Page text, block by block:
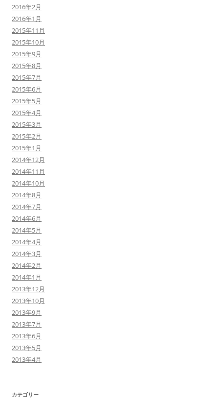
2016年2月
2016年1月
2015年11月
2015年10月
2015年9月
2015年8月
2015年7月
2015年6月
2015年5月
2015年4月
2015年3月
2015年2月
2015年1月
2014年12月
2014年11月
2014年10月
2014年8月
2014年7月
2014年6月
2014年5月
2014年4月
2014年3月
2014年2月
2014年1月
2013年12月
2013年10月
2013年9月
2013年7月
2013年6月
2013年5月
2013年4月
カテゴリー